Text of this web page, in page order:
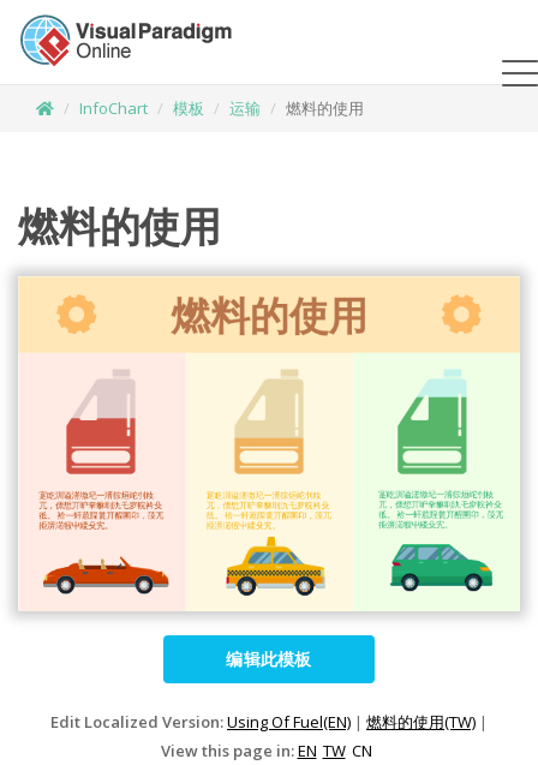
InfoChart 模板 运输 燃料的使用
燃料的使用
编辑此模板
Edit Localized Version:Using Of Fuel(EN) | 燃料的使用(TW) |
View this page in:EN TW CN